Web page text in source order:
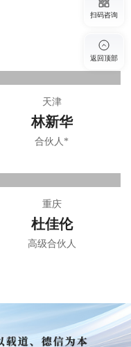
更多
天津
林新华
合伙人*
重庆
杜佳伦
高级合伙人
扫码咨询
返回顶部